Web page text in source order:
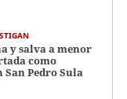
y salva a menor
como
San Pedro Sula